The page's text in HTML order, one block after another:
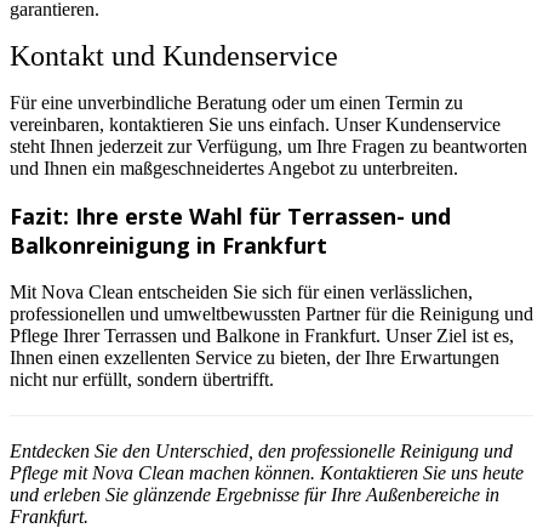
garantieren.
Kontakt und Kundenservice
Für eine unverbindliche Beratung oder um einen Termin zu
vereinbaren, kontaktieren Sie uns einfach. Unser Kundenservice
steht Ihnen jederzeit zur Verfügung, um Ihre Fragen zu beantworten
und Ihnen ein maßgeschneidertes Angebot zu unterbreiten.
Fazit: Ihre erste Wahl für Terrassen- und
Balkonreinigung in Frankfurt
Mit Nova Clean entscheiden Sie sich für einen verlässlichen,
professionellen und umweltbewussten Partner für die Reinigung und
Pflege Ihrer Terrassen und Balkone in Frankfurt. Unser Ziel ist es,
Ihnen einen exzellenten Service zu bieten, der Ihre Erwartungen
nicht nur erfüllt, sondern übertrifft.
Entdecken Sie den Unterschied, den professionelle Reinigung und
Pflege mit Nova Clean machen können. Kontaktieren Sie uns heute
und erleben Sie glänzende Ergebnisse für Ihre Außenbereiche in
Frankfurt.